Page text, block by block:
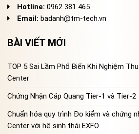
Hotline: 0962 381 465
Email: badanh@tm-tech.vn
BÀI VIẾT MỚI
TOP 5 Sai Lầm Phổ Biến Khi Nghiệm
Center
Chứng Nhận Cáp Quang Tier-1 và Tier-2
Chuẩn hóa quy trình Đo kiểm và chứng
Center với hệ sinh thái EXFO